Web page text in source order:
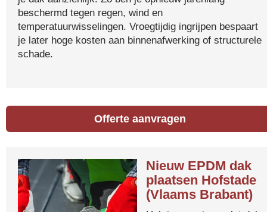
beschermd tegen regen, wind en
temperatuurwisselingen. Vroegtijdig ingrijpen bespaart
je later hoge kosten aan binnenafwerking of structurele
schade.
Offerte aanvragen
Nieuw EPDM dak
plaatsen Hofstade
(Vlaams Brabant)